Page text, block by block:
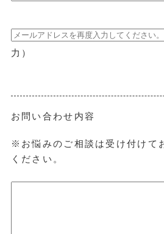
力）
お問い合わせ内容
※お悩みのご相談は受け付けて
ください。